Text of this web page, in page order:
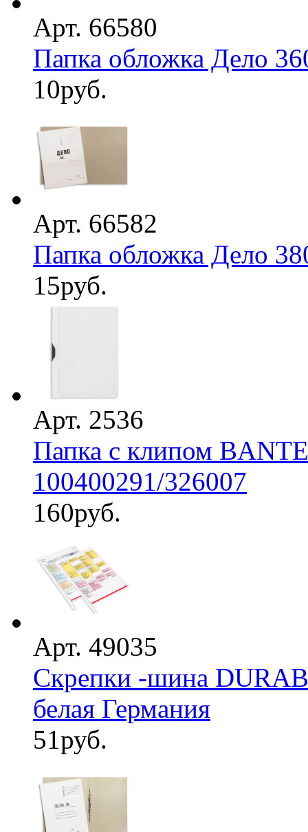
Арт. 66580
Папка обложка Дело
10руб.
Арт. 66582
Папка обложка Дело
15руб.
Арт. 2536
Папка с клипом
100400291/326007
160руб.
Арт. 49035
Скрепки -шина
белая Германия
51руб.